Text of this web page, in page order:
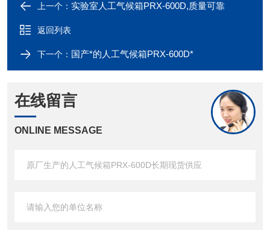
上一个： 实验室人工气候箱PRX-600D,质量可靠
返回列表
下一个： 国产*的人工气候箱PRX-600D*
在线留言
ONLINE MESSAGE